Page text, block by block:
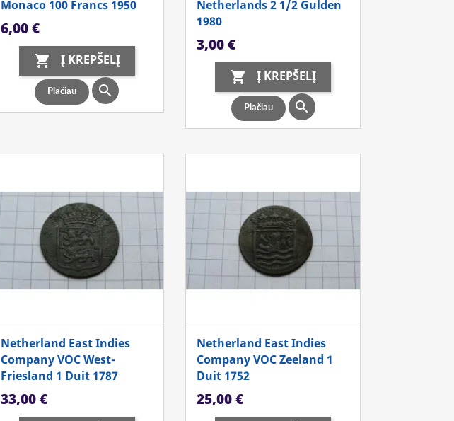
Monaco 100 Francs 1950
Kaina
6,00 €
 Į KREPŠELĮ
Plačiau 
Netherlands 2 1/2 Gulden
1980
Kaina
3,00 €
 Į KREPŠELĮ
Plačiau 
Netherland East Indies
Company VOC West-
Friesland 1 Duit 1787
Kaina
33,00 €
Netherland East Indies
Company VOC Zeeland 1
Duit 1752
Kaina
25,00 €